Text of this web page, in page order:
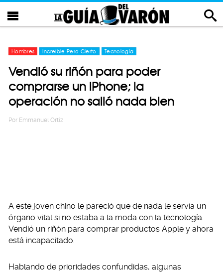
Hombres Increíble Pero Cierto Tecnología
Vendió su riñón para poder
comprarse un iPhone; la
operación no salió nada bien
Por Emmanuel Ortiz
A este joven chino le pareció que de nada le servía un
órgano vital si no estaba a la moda con la tecnología.
Vendió un riñón para comprar productos Apple y ahora
está incapacitado.
Hablando de prioridades confundidas, algunas